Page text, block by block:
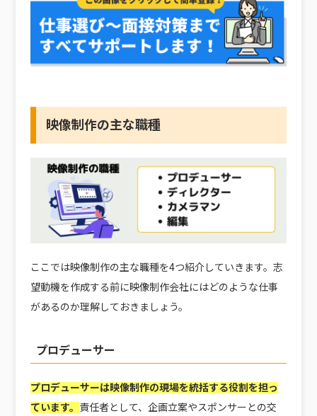
映像制作の主な職種
ここでは映像制作の主な職種を4つ紹介していきます。志
望動機を作成する前に映像制作会社にはどのような仕事
があるのか理解しておきましょう。
プロデューサー
プロデューサーは映像制作の現場を統括する役割を担っ
ています。 責任者として、企画立案やスポンサーとの交